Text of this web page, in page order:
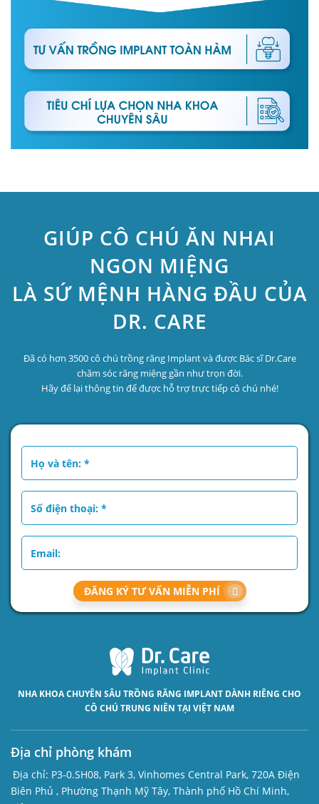
GIÚP CÔ CHÚ ĂN NHAI
NGON MIỆNG
LÀ SỨ MỆNH HÀNG ĐẦU CỦA
DR. CARE
Đã có hơn 3500 cô chú trồng răng Implant và được Bác sĩ Dr.Care
chăm sóc răng miệng gần như trọn đời.
Hãy để lại thông tin để được hỗ trợ trực tiếp cô chú nhé!
ĐĂNG KÝ TƯ VẤN MIỄN PHÍ
NHA KHOA CHUYÊN SÂU TRỒNG RĂNG IMPLANT DÀNH RIÊNG CHO
CÔ CHÚ TRUNG NIÊN TẠI VIỆT NAM
Địa chỉ phòng khám
Địa chỉ: P3-0.SH08, Park 3, Vinhomes Central Park, 720A Điện
Biên Phủ , Phường Thạnh Mỹ Tây, Thành phố Hồ Chí Minh,